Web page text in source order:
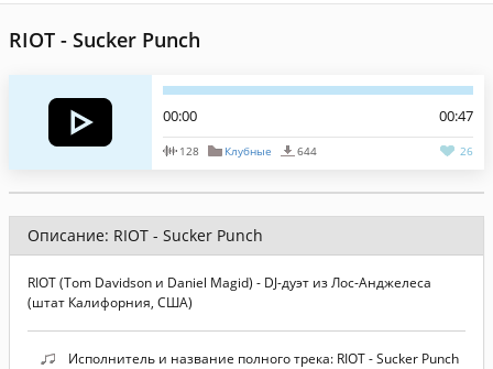
RIOT - Sucker Punch
00:00 00:47
128 Клубные 644 26
Описание: RIOT - Sucker Punch
RIOT (Tom Davidson и Daniel Magid) - DJ-дуэт из Лос-Анджелеса
(штат Калифорния, США)
Исполнитель и название полного трека: RIOT - Sucker Punch